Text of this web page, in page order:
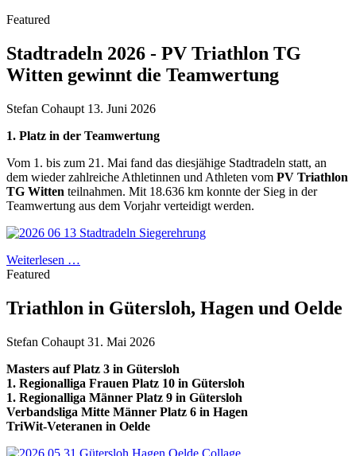
Featured
Stadtradeln 2026 - PV Triathlon TG
Witten gewinnt die Teamwertung
Stefan Cohaupt 13. Juni 2026
1. Platz in der Teamwertung
Vom 1. bis zum 21. Mai fand das diesjähige Stadtradeln statt, an
dem wieder zahlreiche Athletinnen und Athleten vom PV Triathlon
TG Witten teilnahmen. Mit 18.636 km konnte der Sieg in der
Teamwertung aus dem Vorjahr verteidigt werden.
Weiterlesen …
Featured
Triathlon in Gütersloh, Hagen und Oelde
Stefan Cohaupt 31. Mai 2026
Masters auf Platz 3 in Gütersloh
1. Regionalliga Frauen Platz 10 in Gütersloh
1. Regionalliga Männer Platz 9 in Gütersloh
Verbandsliga Mitte Männer Platz 6 in Hagen
TriWit-Veteranen in Oelde